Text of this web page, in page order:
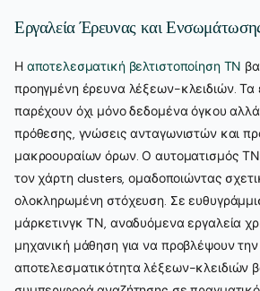
Εργαλεία Έρευνας και
Η αποτελεσματική βελτιστοποίηση ΤΝ
προηγμένη έρευνα λέξεων-κλειδιών. Τα
παρέχουν όχι μόνο δεδομένα όγκου
πρόθεσης, γνώσεις ανταγωνιστών και
μακροουραίων όρων. Ο αυτοματισμός
τον χάρτη clusters, ομαδοποιώντας
ολοκληρωμένη στόχευση. Σε
μάρκετινγκ ΤΝ, αναδυόμενα εργαλεία
μηχανική μάθηση για να προβλέψουν την
αποτελεσματικότητα λέξεων-κλειδιών